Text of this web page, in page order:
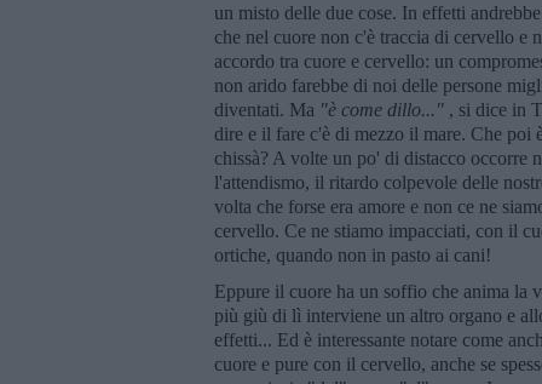
un misto delle due cose. In effetti
che nel cuore non c'è traccia di cervello e
accordo tra cuore e cervello: un
non arido farebbe di noi delle persone
diventati. Ma "è come dillo..." , si dice in
dire e il fare c'è di mezzo il mare. Che
chissà? A volte un po' di distacco occorre
l'attendismo, il ritardo colpevole delle
volta che forse era amore e non ce ne
cervello. Ce ne stiamo impacciati, con il
ortiche, quando non in pasto ai cani!
Eppure il cuore ha un soffio che anima la
più giù di lì interviene un altro organo e
effetti... Ed è interessante notare come
cuore e pure con il cervello, anche se